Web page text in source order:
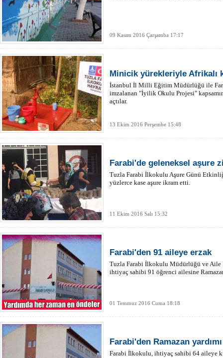
09 Kasım 2016 Çarşamba 17:17
Minicik yürekleriyle Afrikalı
İstanbul İl Milli Eğitim Müdürlüğü ile
imzalanan "İyilik Okulu Projesi"
açtılar.
13 Ekim 2016 Perşembe 15:48
Farabi'de geleneksel aşure
Tuzla Farabi İlkokulu Aşure Günü
yüzlerce kase aşure ikram etti.
11 Ekim 2016 Salı 15:32
Farabi'den 91 aileye erzak
Tuzla Farabi İlkokulu Müdürlüğü ve
ihtiyaç sahibi 91 öğrenci ailesine
01 Temmuz 2016 Cuma 18:18
Farabi'den Ramazan yardımı
Farabi İlkokulu, ihtiyaç sahibi 64 aileye